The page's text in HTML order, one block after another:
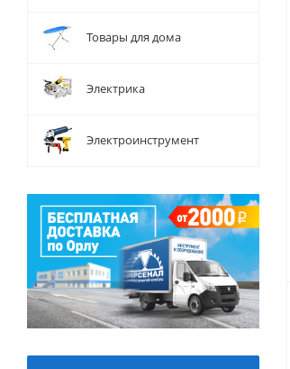
Товары для дома
Электрика
Электроинструмент